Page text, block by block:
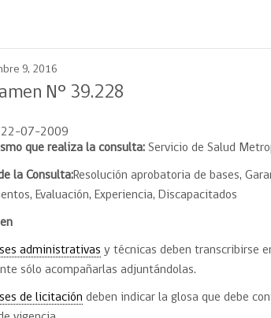
y en línea
competencias
de Ayuda
Coordinadas
Abiertos
Circular
Bases Tipo de Licitación
Convenio Marco
electrónica
Compra Pública de
9, 2016
N° 39.228
22-07-2009
que realiza la consulta: Servicio de Salud
la Consulta:Resolución aprobatoria de bases,
Evaluación, Experiencia, Discapacitados
administrativas y técnicas deben transcribirse
sólo acompañarlas adjuntándolas.
de licitación deben indicar la glosa que debe